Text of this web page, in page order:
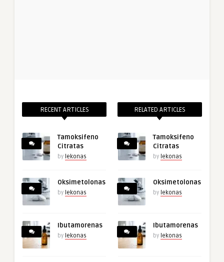
RECENT ARTICLES
Tamoksifeno
Citratas
by lekonas
Oksimetolonas
by lekonas
Ibutamorenas
by lekonas
RELATED ARTICLES
Tamoksifeno
Citratas
by lekonas
Oksimetolonas
by lekonas
Ibutamorenas
by lekonas